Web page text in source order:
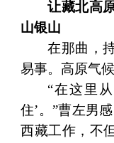
让藏北高
山银山
在那曲，
易事。高原气
“在这里
住’。”曹左男
西藏工作，不